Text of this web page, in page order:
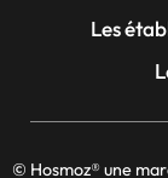
Les
© Hosmoz® une